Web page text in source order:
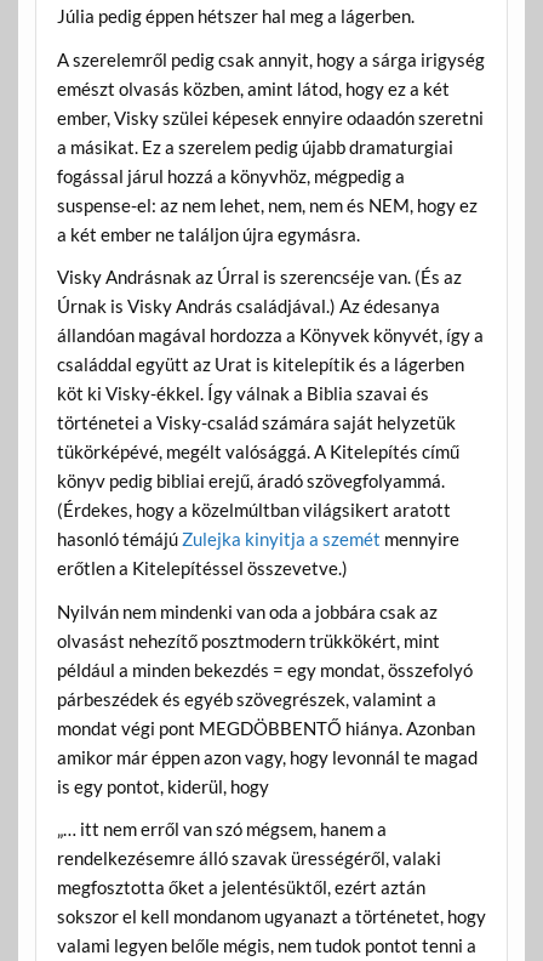
Júlia pedig éppen hétszer hal meg a lágerben.
A szerelemről pedig csak annyit, hogy a sárga irigység
emészt olvasás közben, amint látod, hogy ez a két
ember, Visky szülei képesek ennyire odaadón szeretni
a másikat. Ez a szerelem pedig újabb dramaturgiai
fogással járul hozzá a könyvhöz, mégpedig a
suspense-el: az nem lehet, nem, nem és NEM, hogy ez
a két ember ne találjon újra egymásra.
Visky Andrásnak az Úrral is szerencséje van. (És az
Úrnak is Visky András családjával.) Az édesanya
állandóan magával hordozza a Könyvek könyvét, így a
családdal együtt az Urat is kitelepítik és a lágerben
köt ki Visky-ékkel. Így válnak a Biblia szavai és
történetei a Visky-család számára saját helyzetük
tükörképévé, megélt valósággá. A Kitelepítés című
könyv pedig bibliai erejű, áradó szövegfolyammá.
(Érdekes, hogy a közelmúltban világsikert aratott
hasonló témájú Zulejka kinyitja a szemét mennyire
erőtlen a Kitelepítéssel összevetve.)
Nyilván nem mindenki van oda a jobbára csak az
olvasást nehezítő posztmodern trükkökért, mint
például a minden bekezdés = egy mondat, összefolyó
párbeszédek és egyéb szövegrészek, valamint a
mondat végi pont MEGDÖBBENTŐ hiánya. Azonban
amikor már éppen azon vagy, hogy levonnál te magad
is egy pontot, kiderül, hogy
„… itt nem erről van szó mégsem, hanem a
rendelkezésemre álló szavak ürességéről, valaki
megfosztotta őket a jelentésüktől, ezért aztán
sokszor el kell mondanom ugyanazt a történetet, hogy
valami legyen belőle mégis, nem tudok pontot tenni a